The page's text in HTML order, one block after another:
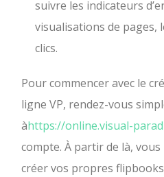
suivre les indicateurs
visualisations de pages,
clics.
Pour commencer avec le
ligne VP, rendez-vous
àhttps://online.visual-
compte. À partir de là,
créer vos propres